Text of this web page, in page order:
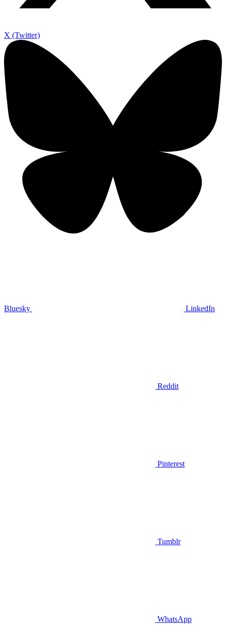
X (Twitter)
Bluesky LinkedIn
Reddit
Pinterest
Tumblr
WhatsApp